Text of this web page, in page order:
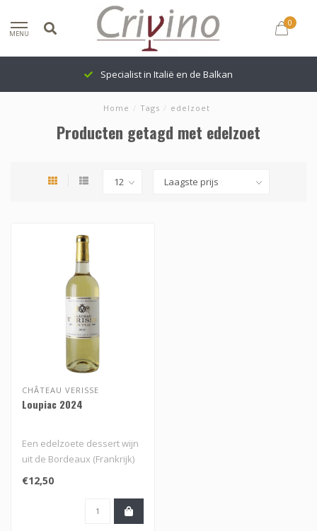
MENU
0
Specialist in Italië en de Balkan
Home / Tags / edelzoet
Producten getagd met edelzoet
CHÂTEAU VERISSE
Loupiac 2024
Een edelzoete dessert wijn
uit de Bordeaux (Frankrijk)
met een rijke en fruitige..
€12,50